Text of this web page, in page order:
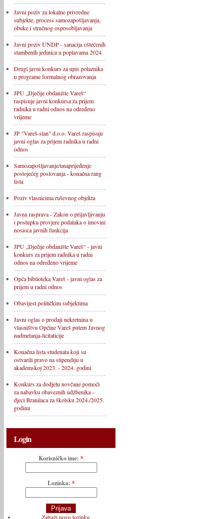
Javni poziv za lokalne privredne
subjekte, process samozapošljavanja,
obuke i stručnog osposobljavanja
Javni poziv UNDP - sanacija oštećenih
stambenih jedinica u poplavama 2024
Drugi javni konkurs za upis polaznika
u programe formalnog obrazovanja
JPU „Dječije obdanište Vareš“
raspisuje javni konkursa za prijem
radnika u radni odnos na određeno
vrijeme
JP "Vareš-stan" d.o.o. Vareš raspisuje
javni oglas za prijem radnika u radni
odnos
Samozapošljavanje/unaprijeđenje
postojećeg poslovanja - konačna rang
lista
Poziv vlasnicima ruševnog objekta
Javna rasprava - Zakon o prijavljivanju
i postupku provjere podataka o imovini
nosioca javnih funkcija
JPU „Dječije obdanište Vareš“ - javni
konkurs za prijem radnika u radni
odnos na određeno vrijeme
Opća biblioteka Vareš - javni oglas za
prijem u radni odnos
Obavijest političkim subjektima
Javni oglas o prodaji nekretnina u
vlasništvu Općine Vareš putem Javnog
nadmetanja-licitaticije
Konačna lista studenata koji su
ostvarili pravo na stipendiju u
akademskoj 2023. - 2024. godini
Konkurs za dodjelu novčane pomoći
za nabavku obaveznih udžbenika –
djeci Branilaca za školsku 2024./2025.
godinu
Login
Korisničko ime: *
Lozinka: *
Zatraži novu lozinku